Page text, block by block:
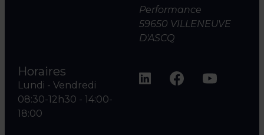
Performance
59650 VILLENEUVE
D'ASCQ
Horaires
Lundi - Vendredi
08:30-12h30 - 14:00-
18:00